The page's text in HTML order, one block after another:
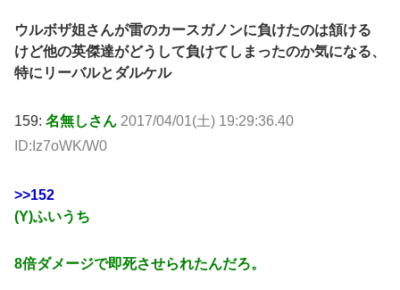
ウルボザ姐さんが雷のカースガノンに負けたのは頷ける
けど他の英傑達がどうして負けてしまったのか気になる、
特にリーバルとダルケル
159: 名無しさん 2017/04/01(土) 19:29:36.40
ID:Iz7oWK/W0
>>152
(Y)ふいうち
8倍ダメージで即死させられたんだろ。